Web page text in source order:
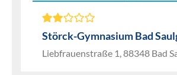
Störck-Gymnasium Bad
Liebfrauenstraße 1, 88348 Bad